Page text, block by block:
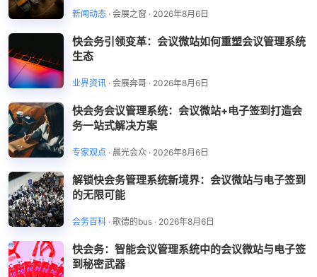
新闻动态 · 会展之窗 · 2026年8月6日
快会务引领变革：会议微站如何重塑会议管理系统
生态
业界资讯 · 会展奔哥 · 2026年8月6日
快会务会议管理系统：会议微站+电子签到打造会
务一站式解决方案
专家观点 · 晨光会众 · 2026年8月6日
解锁快会务管理系统新境界：会议微站与电子签到
的无限可能
会务百科 · 歌德的bus · 2026年8月6日
快会务：智能会议管理系统中的会议微站与电子签
到秘密武器